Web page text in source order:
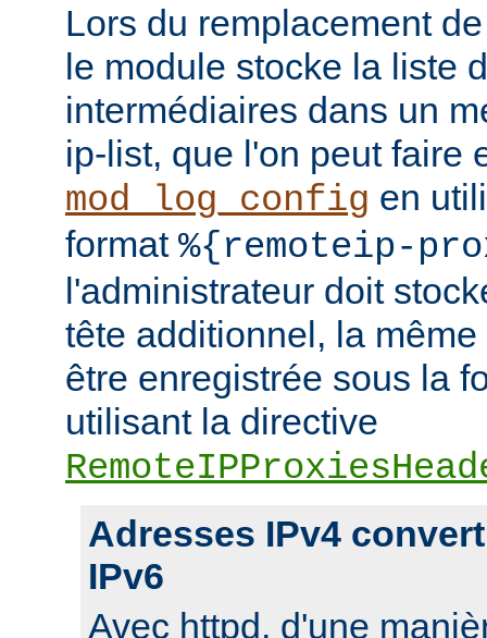
Lors du remplacement
le module stocke la liste
intermédiaires dans un
ip-list, que l'on peut faire
mod_log_config en
format %{remoteip-
l'administrateur doit
tête additionnel, la
être enregistrée sous la
utilisant la directive
Adresses IPv4
IPv6
Avec httpd, d'une